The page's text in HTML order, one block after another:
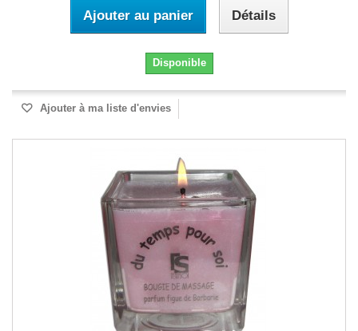
Ajouter au panier Détails
Disponible
Ajouter à ma liste d'envies